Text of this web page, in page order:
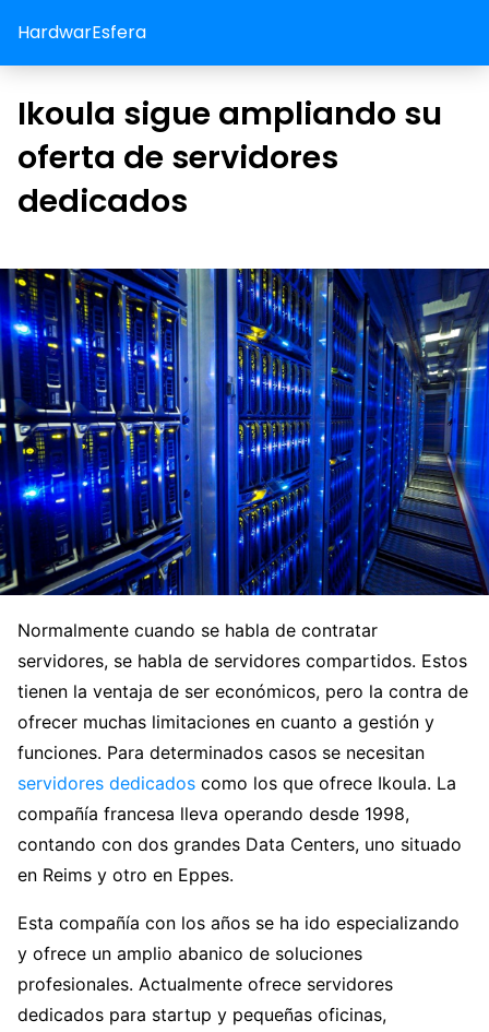
HardwarEsfera
Ikoula sigue ampliando su
oferta de servidores
dedicados
Normalmente cuando se habla de contratar
servidores, se habla de servidores compartidos. Estos
tienen la ventaja de ser económicos, pero la contra de
ofrecer muchas limitaciones en cuanto a gestión y
funciones. Para determinados casos se necesitan
servidores dedicados como los que ofrece Ikoula. La
compañía francesa lleva operando desde 1998,
contando con dos grandes Data Centers, uno situado
en Reims y otro en Eppes.
Esta compañía con los años se ha ido especializando
y ofrece un amplio abanico de soluciones
profesionales. Actualmente ofrece servidores
dedicados para startup y pequeñas oficinas,